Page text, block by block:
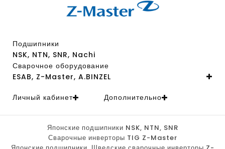
Подшипники
NSK, NTN, SNR, Nachi
Сварочное оборудование
ESAB, Z-Master, A.BINZEL
Личный кабинет Дополнительно
Японские подшипники NSK, NTN, SNR
Сварочные инверторы TIG Z-Master